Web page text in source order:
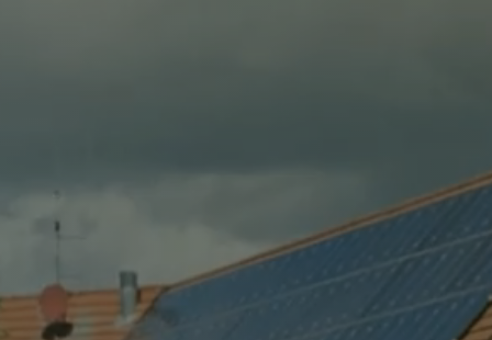
Seniorenbeirat
Behindertenbeauftragter